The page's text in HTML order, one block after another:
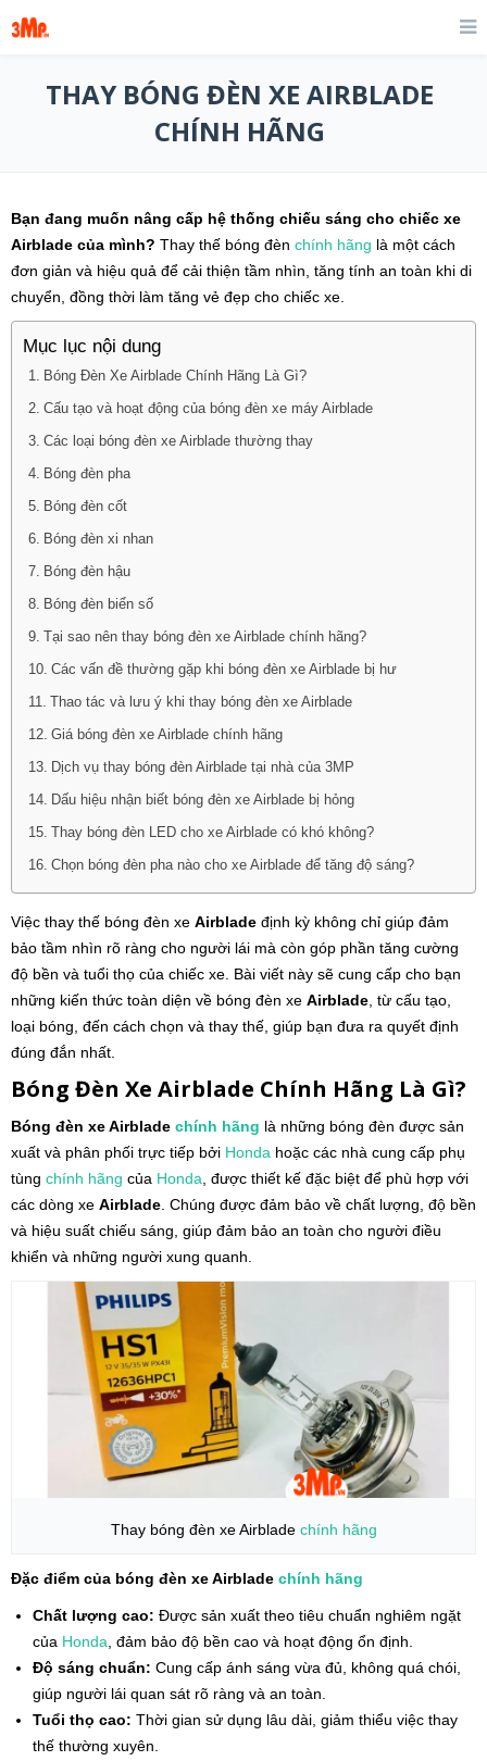
THAY BÓNG ĐÈN XE AIRBLADE
CHÍNH HÃNG
Bạn đang muốn nâng cấp hệ thống chiếu sáng cho chiếc xe
Airblade của mình? Thay thế bóng đèn chính hãng là một cách
đơn giản và hiệu quả để cải thiện tầm nhìn, tăng tính an toàn khi di
chuyển, đồng thời làm tăng vẻ đẹp cho chiếc xe.
Mục lục nội dung
Bóng Đèn Xe Airblade Chính Hãng Là Gì?
Cấu tạo và hoạt động của bóng đèn xe máy Airblade
Các loại bóng đèn xe Airblade thường thay
Bóng đèn pha
Bóng đèn cốt
Bóng đèn xi nhan
Bóng đèn hậu
Bóng đèn biển số
Tại sao nên thay bóng đèn xe Airblade chính hãng?
Các vấn đề thường gặp khi bóng đèn xe Airblade bị hư
Thao tác và lưu ý khi thay bóng đèn xe Airblade
Giá bóng đèn xe Airblade chính hãng
Dịch vụ thay bóng đèn Airblade tại nhà của 3MP
Dấu hiệu nhận biết bóng đèn xe Airblade bị hỏng
Thay bóng đèn LED cho xe Airblade có khó không?
Chọn bóng đèn pha nào cho xe Airblade để tăng độ sáng?
Việc thay thế bóng đèn xe Airblade định kỳ không chỉ giúp đảm
bảo tầm nhìn rõ ràng cho người lái mà còn góp phần tăng cường
độ bền và tuổi thọ của chiếc xe. Bài viết này sẽ cung cấp cho bạn
những kiến thức toàn diện về bóng đèn xe Airblade , từ cấu tạo,
loại bóng, đến cách chọn và thay thế, giúp bạn đưa ra quyết định
đúng đắn nhất.
Bóng Đèn Xe Airblade Chính Hãng Là Gì?
Bóng đèn xe Airblade chính hãng là những bóng đèn được sản
xuất và phân phối trực tiếp bởi Honda hoặc các nhà cung cấp phụ
tùng chính hãng của Honda , được thiết kế đặc biệt để phù hợp với
các dòng xe Airblade . Chúng được đảm bảo về chất lượng, độ bền
và hiệu suất chiếu sáng, giúp đảm bảo an toàn cho người điều
khiển và những người xung quanh.
Thay bóng đèn xe Airblade chính hãng
Đặc điểm của bóng đèn xe Airblade chính hãng
Chất lượng cao: Được sản xuất theo tiêu chuẩn nghiêm ngặt
của Honda , đảm bảo độ bền cao và hoạt động ổn định.
Độ sáng chuẩn: Cung cấp ánh sáng vừa đủ, không quá chói,
giúp người lái quan sát rõ ràng và an toàn.
Tuổi thọ cao: Thời gian sử dụng lâu dài, giảm thiểu việc thay
thế thường xuyên.